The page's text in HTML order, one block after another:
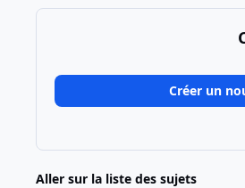
Créer un
Aller sur la liste des sujets